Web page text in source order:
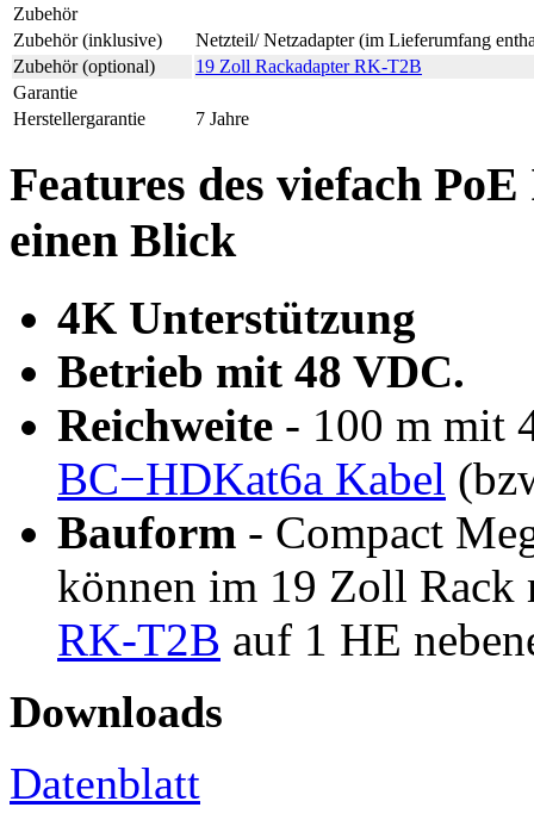
Zubehör
Zubehör (inklusive)
Netzteil/ Netzadapter (im Lieferumfang
Zubehör (optional)
19 Zoll Rackadapter RK-T2B
Garantie
Herstellergarantie
7 Jahre
Features des viefach
einen Blick
4K Unterstützung
Betrieb mit 48 VDC.
Reichweite - 100 m mit
BC−HDKat6a Kabel
Bauform - Compact
können im 19 Zoll
RK-T2B auf 1 HE
Downloads
Datenblatt